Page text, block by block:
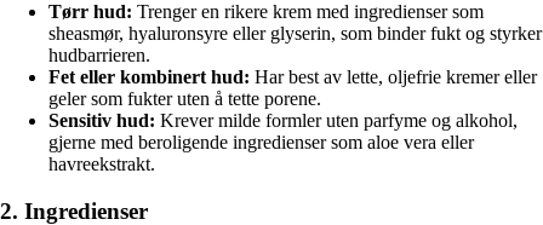
Tørr hud: Trenger en rikere krem med ingredienser som
sheasmør, hyaluronsyre eller glyserin, som binder fukt og styrker
hudbarrieren.
Fet eller kombinert hud: Har best av lette, oljefrie kremer eller
geler som fukter uten å tette porene.
Sensitiv hud: Krever milde formler uten parfyme og alkohol,
gjerne med beroligende ingredienser som aloe vera eller
havreekstrakt.
2. Ingredienser